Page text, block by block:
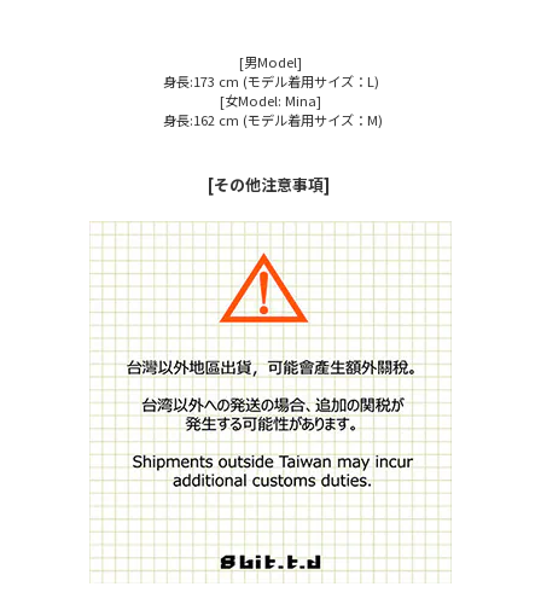
[男Model]
身長:173 cm (モデル着用サイズ：L)
[女Model: Mina]
身長:162 cm (モデル着用サイズ：M)
[その他注意事項]